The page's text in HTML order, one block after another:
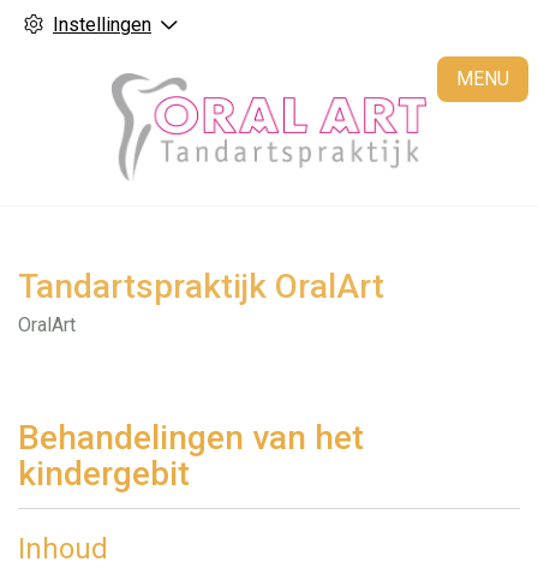
Instellingen
MENU
Tandartspraktijk OralArt
OralArt
Behandelingen van het
kindergebit
Inhoud